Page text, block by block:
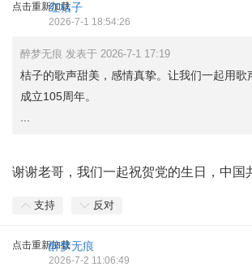
点击重新加载
红桔子
2026-7-1 18:54:26
醉梦无痕 发表于 2026-7-1 17:19
桔子的歌声甜美，感情真挚。让我们一起用歌
成立105周年。
谢谢老哥，我们一起祝贺党的生日，中国
支持 反对
点击重新加载醉梦无痕
2026-7-2 11:06:49